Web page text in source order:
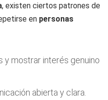
, existen ciertos patrones de
en personas
y mostrar interés genuino
abierta y clara.